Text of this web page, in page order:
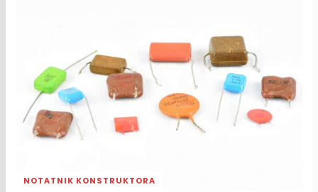
NOTATNIK KONSTRUKTORA